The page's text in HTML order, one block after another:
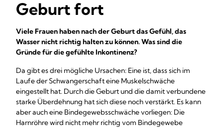
Geburt fort
Viele Frauen haben nach der Geburt das Gefühl, das
Wasser nicht richtig halten zu können. Was sind die
Gründe für die gefühlte Inkontinenz?
Da gibt es drei mögliche Ursachen: Eine ist, dass sich im
Laufe der Schwangerschaft eine Muskelschwäche
eingestellt hat. Durch die Geburt und die damit verbundene
starke Überdehnung hat sich diese noch verstärkt. Es kann
aber auch eine Bindegewebsschwäche vorliegen: Die
Harnröhre wird nicht mehr richtig vom Bindegewebe